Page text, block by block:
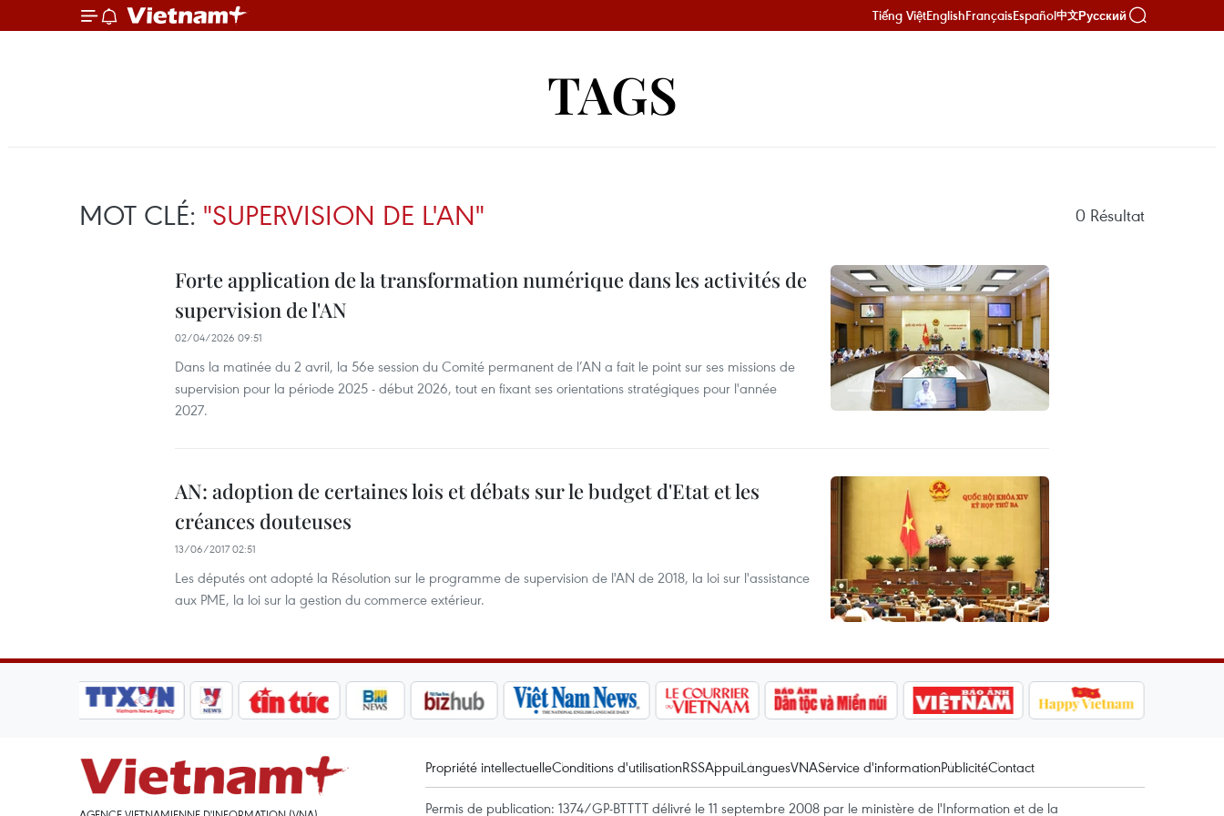
Tiếng ViệtEnglishFrançaisEspañol中文Русский
TAGS
MOT CLÉ: "SUPERVISION DE L'AN" 0 Résultat
Forte application de la transformation numérique dans les activités de
supervision de l'AN
02/04/2026 09:51
Dans la matinée du 2 avril, la 56e session du Comité permanent de l’AN a fait le point sur ses missions de
supervision pour la période 2025 - début 2026, tout en fixant ses orientations stratégiques pour l'année
2027.
AN: adoption de certaines lois et débats sur le budget d'Etat et les
créances douteuses
13/06/2017 02:51
Les députés ont adopté la Résolution sur le programme de supervision de l'AN de 2018, la loi sur l'assistance
aux PME, la loi sur la gestion du commerce extérieur.
Propriété intellectuelleConditions d'utilisationRSSAppuiLanguesVNAService d'informationPublicitéContact
Permis de publication: 1374/GP-BTTTT délivré le 11 septembre 2008 par le ministère de l'Information et de la